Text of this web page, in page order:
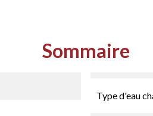
Sommaire
Type d'eau